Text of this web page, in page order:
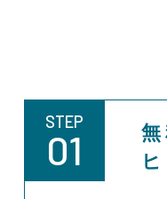
STEP
01